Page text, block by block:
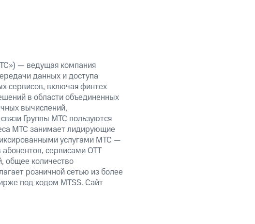
— ведущая компания
данных и доступа
сервисов, включая финтех
в области объединенных
вычислений,
Группы МТС пользуются
МТС занимает лидирующие
услугами МТС —
сервисами OTT
общее количество
розничной сетью из более
под кодом MTSS. Сайт